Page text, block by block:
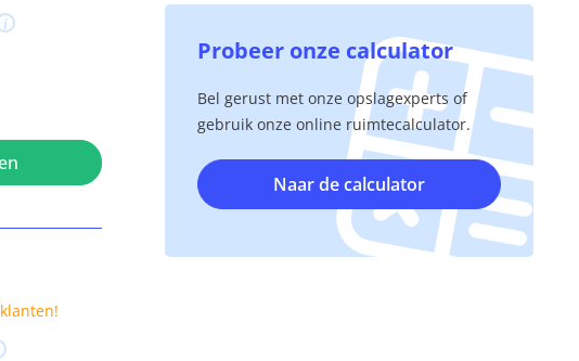
Probeer onze calculator
Bel gerust met onze opslagexperts of
gebruik onze online ruimtecalculator.
Naar de calculator